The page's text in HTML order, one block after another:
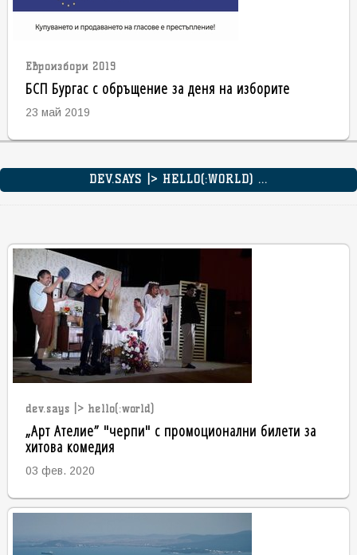
Евроизбори 2019
БСП Бургас с обръщение за деня на изборите
23 май 2019
DEV.SAYS |> HELLO(:WORLD) ...
dev.says |> hello(:world)
„Арт Ателие” "черпи" с промоционални билети за
хитова комедия
03 фев. 2020